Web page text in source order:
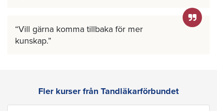
Vill gärna komma tillbaka för mer
kunskap.
Fler kurser från Tandläkarförbundet